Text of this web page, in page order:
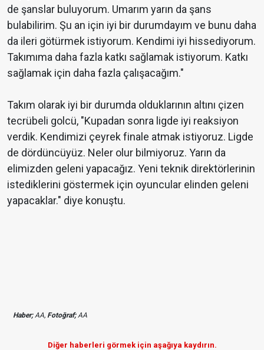
de şanslar buluyorum. Umarım yarın da şans
bulabilirim. Şu an için iyi bir durumdayım ve bunu daha
da ileri götürmek istiyorum. Kendimi iyi hissediyorum.
Takımıma daha fazla katkı sağlamak istiyorum. Katkı
sağlamak için daha fazla çalışacağım."
Takım olarak iyi bir durumda olduklarının altını çizen
tecrübeli golcü, "Kupadan sonra ligde iyi reaksiyon
verdik. Kendimizi çeyrek finale atmak istiyoruz. Ligde
de dördüncüyüz. Neler olur bilmiyoruz. Yarın da
elimizden geleni yapacağız. Yeni teknik direktörlerinin
istediklerini göstermek için oyuncular elinden geleni
yapacaklar." diye konuştu.
Haber;AA, Fotoğraf;AA
Diğer haberleri görmek için aşağıya kaydırın.